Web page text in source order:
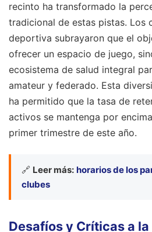
recinto ha transformado la
tradicional de estas pistas. Los
deportiva subrayaron que el
ofrecer un espacio de juego,
ecosistema de salud integral
amateur y federado. Esta
ha permitido que la tasa de
activos se mantenga por
primer trimestre de este año.
🔗 Leer más: horarios de los
clubes
Desafíos y Críticas a